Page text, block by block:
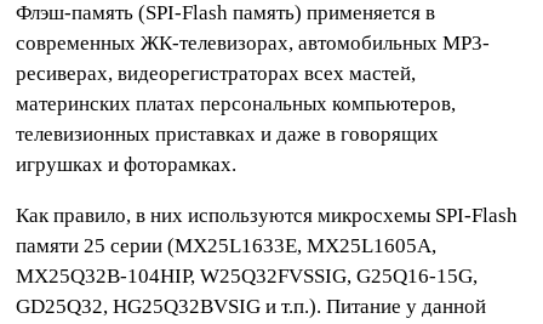
Флэш-память (SPI-Flash память) применяется в
современных ЖК-телевизорах, автомобильных MP3-
ресиверах, видеорегистраторах всех мастей,
материнских платах персональных компьютеров,
телевизионных приставках и даже в говорящих
игрушках и фоторамках.
Как правило, в них используются микросхемы SPI-Flash
памяти 25 серии (MX25L1633E, MX25L1605A,
MX25Q32B-104HIP, W25Q32FVSSIG, G25Q16-15G,
GD25Q32, HG25Q32BVSIG и т.п.). Питание у данной